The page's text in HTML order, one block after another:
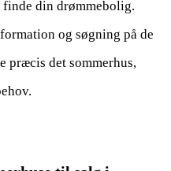
din drømmebolig.
og søgning på de
præcis det sommerhus,